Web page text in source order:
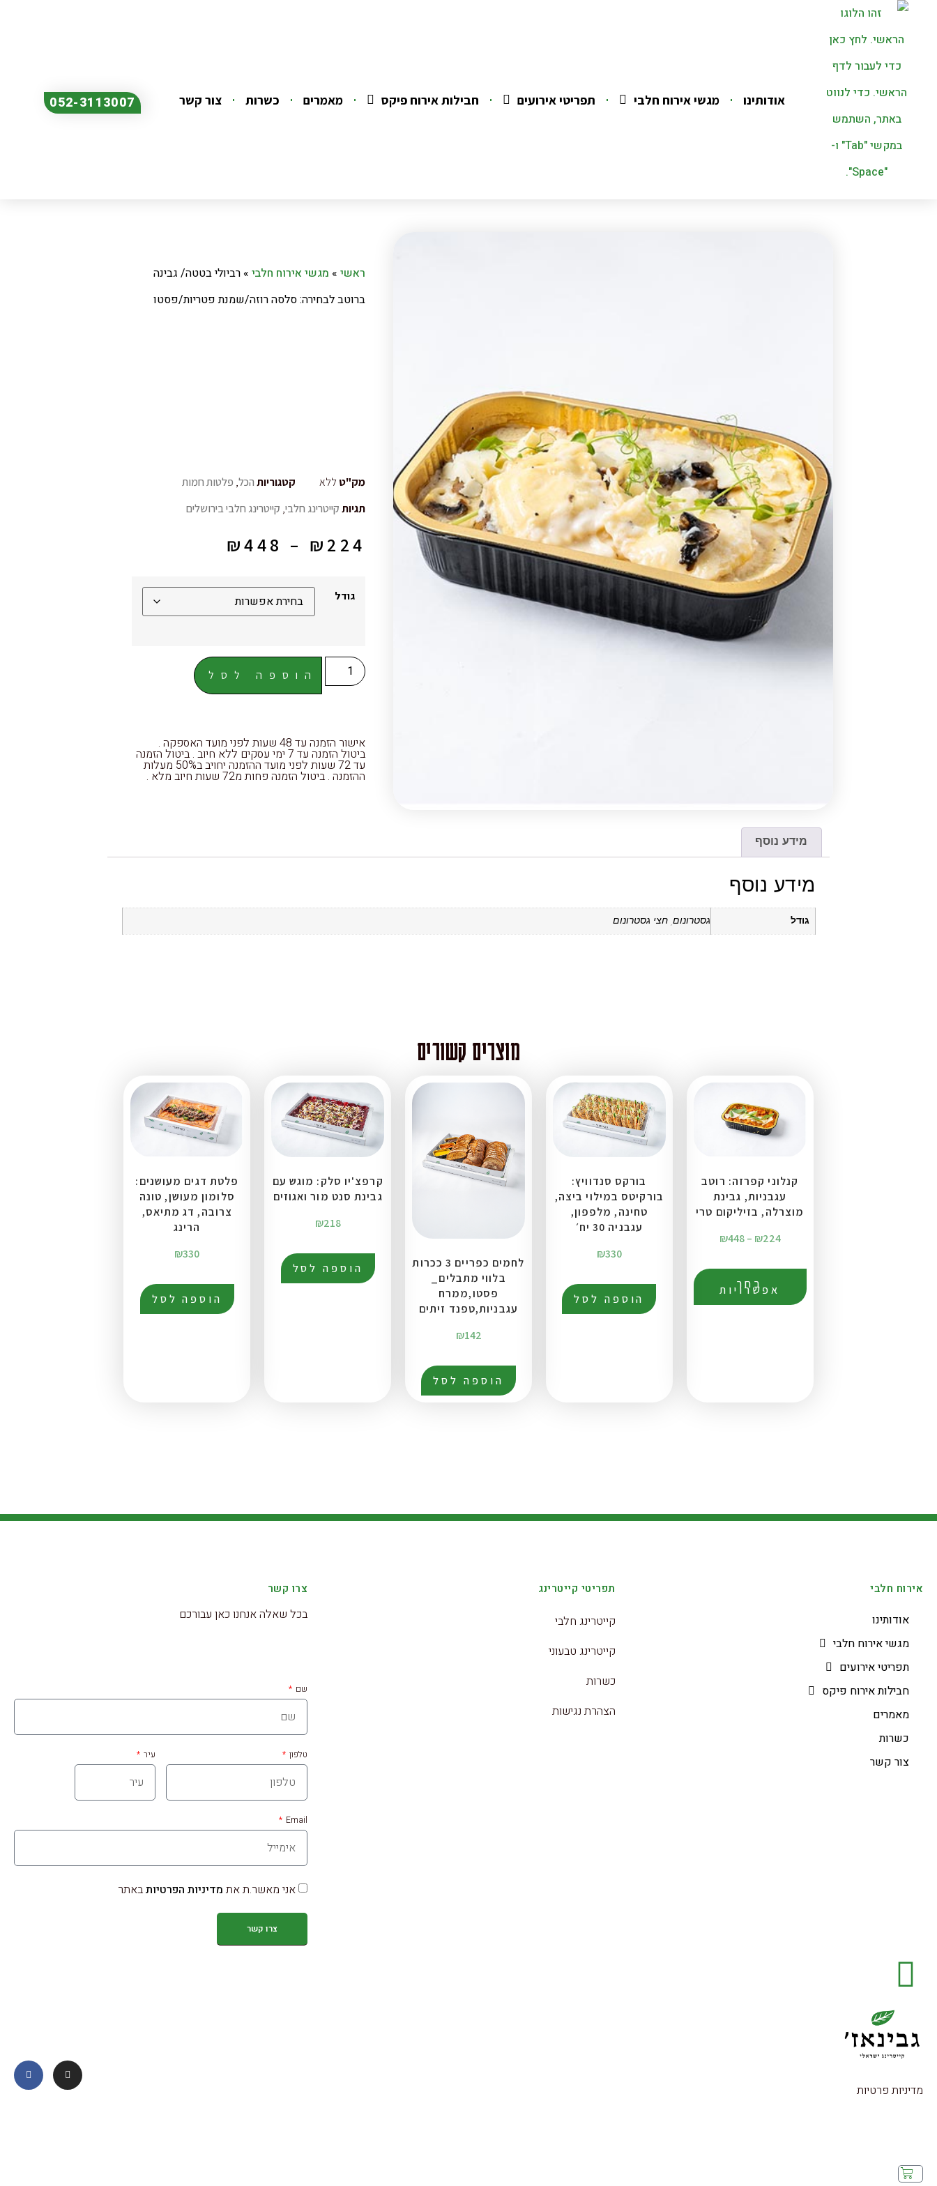
אודותינו מגשי אירוח חלבי תפריטי אירועים חבילות אירוח פיקס מאמרים כשרות צור קשר 052-3113007
ראשי» מגשי אירוח חלבי» רביולי בטטה/ גבינה
ברוטב לבחירה: סלסה רוזה/שמנת פטריות/פסטו
מק"ט ללא קטגוריות הכל, פלטות חמות
תגיות קייטרינג חלבי, קייטרינג חלבי בירושלים
₪ 224
–
₪448
גודל
הוספה לסל
אישור הזמנה עד 48 שעות לפני מועד האספקה .
ביטול הזמנה עד 7 ימי עסקים ללא חיוב . ביטול הזמנה
עד 72 שעות לפני מועד ההזמנה יחויב ב50% מעלות
ההזמנה . ביטול הזמנה פחות מ72 שעות חיוב מלא .
מידע נוסף
מידע נוסף
גודל גסטרונום, חצי גסטרונום
מוצרים קשורים
קנלוני קפרזה: רוטב
עגבניות, גבינת
מוצרלה, בזיליקום טרי
₪224
–
₪448
בחר
אפשרויות
בורקס סנדוויץ:
בורקיטס במילוי ביצה,
טחינה, מלפפון,
עגבניה 30 יח׳
₪330
הוספה לסל
לחמים כפריים 3 ככרות
בלווי מתבלים_
פסטו,ממרח
עגבניות,טפנד זיתים
₪142
הוספה לסל
קרפצ'יו סלק: מוגש עם
גבינת סנט מור ואגוזים
₪218
הוספה לסל
פלטת דגים מעושנים:
סלומון מעושן, טונה
צרובה, דג מתיאס,
הרינג
₪330
הוספה לסל
אירוח חלבי
אודותינו
מגשי אירוח חלבי
תפריטי אירועים
חבילות אירוח פיקס
מאמרים
כשרות
צור קשר
תפריטי קייטרינג
קייטרינג חלבי
קייטרינג טבעוני
כשרות
הצהרת נגישות
צרו קשר
בכל שאלה אנחנו כאן עבורכם
שם
טלפון עיר
Email
אני מאשר.ת את מדיניות הפרטיותבאתר
צרו קשר
מדיניות פרטיות